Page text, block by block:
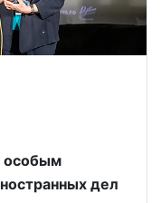
особым
дел